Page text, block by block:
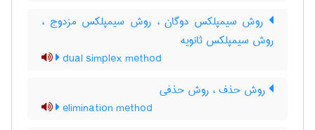
روش سیمپلکس دوگان ، روش سیمپلکس مزدوج ،
روش سیمپلکس ثانویه
dual simplex method
روش حذف ، روش حذفی
elimination method